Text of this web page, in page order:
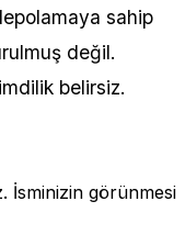
sahip
değil.
belirsiz.
İsminizin görünmesi